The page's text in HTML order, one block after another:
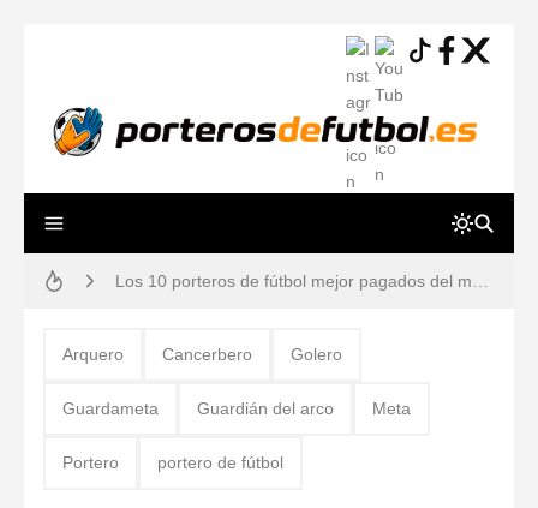
Los 10 porteros de fútbol mejor pagados del mundo en 2026 (Ranking y Sueldos)
¿Por qué los porteros usan el número 13? Historia, mitos y dorsales legendarios
80 ejercicios físicos para porteros de fútbol
Arquero Cancerbero Golero
Guardameta Guardián del arco Meta
Portero portero de fútbol